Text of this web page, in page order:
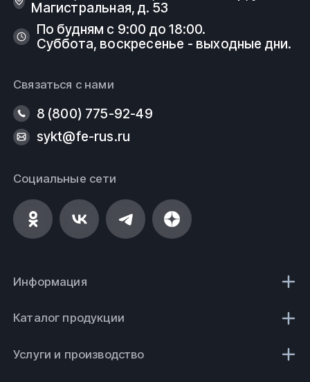
Магистральная, д. 53
По будням с 9:00 до 18:00.
Суббота, воскресенье - выходные дни.
Связаться с нами
8 (800) 775-92-49
sykt@fe-rus.ru
Социальные сети
Информация
Каталог продукции
Услуги и производство